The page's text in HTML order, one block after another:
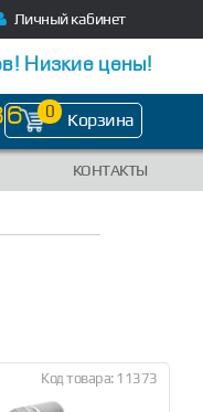
Личный кабинет
Низкие цены!
0 Корзина
КОНТАКТЫ
Код товара: 11373